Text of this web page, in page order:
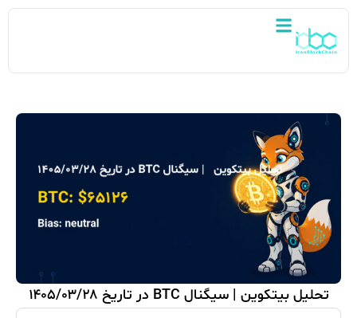
تحلیل بیتکوین | سیگنال BTC در تاریخ ۱۴۰۵/۰۳/۲۸